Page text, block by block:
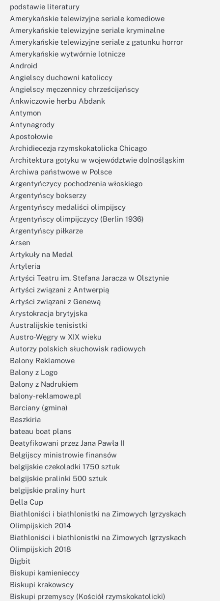
podstawie literatury
Amerykańskie telewizyjne seriale komediowe
Amerykańskie telewizyjne seriale kryminalne
Amerykańskie telewizyjne seriale z gatunku horror
Amerykańskie wytwórnie lotnicze
Android
Angielscy duchowni katoliccy
Angielscy męczennicy chrześcijańscy
Ankwiczowie herbu Abdank
Antymon
Antynagrody
Apostołowie
Archidiecezja rzymskokatolicka Chicago
Architektura gotyku w województwie dolnośląskim
Archiwa państwowe w Polsce
Argentyńczycy pochodzenia włoskiego
Argentyńscy bokserzy
Argentyńscy medaliści olimpijscy
Argentyńscy olimpijczycy (Berlin 1936)
Argentyńscy piłkarze
Arsen
Artykuły na Medal
Artyleria
Artyści Teatru im. Stefana Jaracza w Olsztynie
Artyści związani z Antwerpią
Artyści związani z Genewą
Arystokracja brytyjska
Australijskie tenisistki
Austro-Węgry w XIX wieku
Autorzy polskich słuchowisk radiowych
Balony Reklamowe
Balony z Logo
Balony z Nadrukiem
balony-reklamowe.pl
Barciany (gmina)
Baszkiria
bateau boat plans
Beatyfikowani przez Jana Pawła II
Belgijscy ministrowie finansów
belgijskie czekoladki 1750 sztuk
belgijskie pralinki 500 sztuk
belgijskie praliny hurt
Bella Cup
Biathloniści i biathlonistki na Zimowych Igrzyskach
Olimpijskich 2014
Biathloniści i biathlonistki na Zimowych Igrzyskach
Olimpijskich 2018
Bigbit
Biskupi kamienieccy
Biskupi krakowscy
Biskupi przemyscy (Kościół rzymskokatolicki)